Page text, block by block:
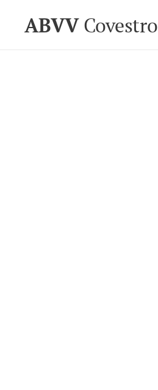
ABVVCovestro